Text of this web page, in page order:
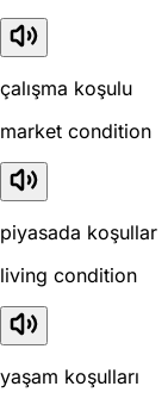
çalışma koşulu
market condition
piyasada koşullar
living condition
yaşam koşulları